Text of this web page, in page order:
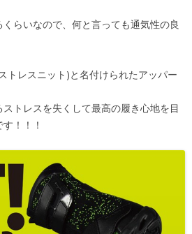
らいなので、何と言っても通気性の良
トレスニット)と名付けられたアッパー
トレスを失くして最高の履き心地を目
！！！